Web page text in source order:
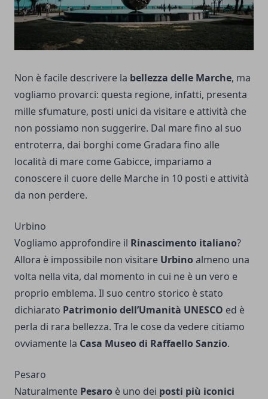
Non è facile descrivere la bellezza delle Marche, ma
vogliamo provarci: questa regione, infatti, presenta
mille sfumature, posti unici da visitare e attività che
non possiamo non suggerire. Dal mare fino al suo
entroterra, dai borghi come Gradara fino alle
località di mare come Gabicce, impariamo a
conoscere il cuore delle Marche in 10 posti e attività
da non perdere.
Urbino
Vogliamo approfondire il Rinascimento italiano?
Allora è impossibile non visitare Urbino almeno una
volta nella vita, dal momento in cui ne è un vero e
proprio emblema. Il suo centro storico è stato
dichiarato Patrimonio dell’Umanità UNESCO ed è
perla di rara bellezza. Tra le cose da vedere citiamo
ovviamente la Casa Museo di Raffaello Sanzio.
Pesaro
Naturalmente Pesaro è uno dei posti più iconici